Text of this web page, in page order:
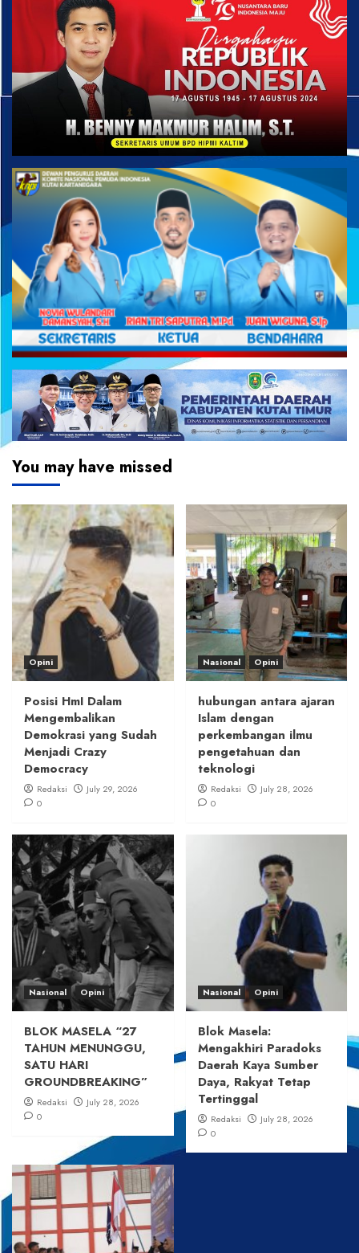
You may have missed
Opini
Posisi HmI Dalam
Mengembalikan
Demokrasi yang Sudah
Menjadi Crazy
Democracy
Redaksi
July 29, 2026
0
Nasional Opini
hubungan antara ajaran
Islam dengan
perkembangan ilmu
pengetahuan dan
teknologi
Redaksi
July 28, 2026
0
Nasional Opini
BLOK MASELA “27
TAHUN MENUNGGU,
SATU HARI
GROUNDBREAKING”
Redaksi
July 28, 2026
0
Nasional Opini
Blok Masela:
Mengakhiri Paradoks
Daerah Kaya Sumber
Daya, Rakyat Tetap
Tertinggal
Redaksi
July 28, 2026
0